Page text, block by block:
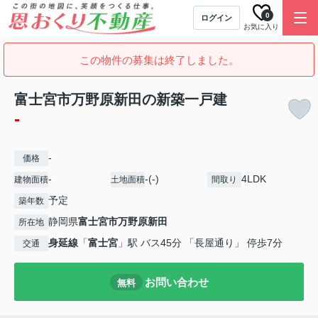
ログイン
お気に入り
0
この物件の募集は終了しました。
富士宮市万野原新田の新築一戸建
-
価格 -
建物面積- 土地面積-(-) 間取り 4LDK
築年数 予定
所在地 静岡県富士宮市万野原新田
交通 身延線 「富士宮 」駅 バス45分 「長屋通り」 停歩7分
無料 お問い合わせ